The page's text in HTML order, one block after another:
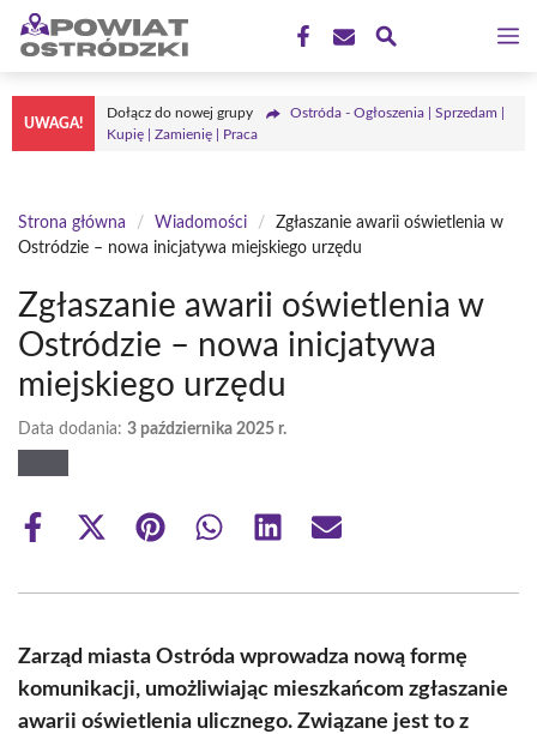
Przejdź
treści
UWAGA!
Dołącz do nowej grupy
Ostróda - Ogłoszenia | Sprzedam |
Kupię | Zamienię | Praca
Strona główna / Wiadomości /
Zgłaszanie awarii oświetlenia w
Ostródzie – nowa inicjatywa miejskiego urzędu
Zgłaszanie awarii oświetlenia w
Ostródzie – nowa inicjatywa
miejskiego urzędu
Data dodania: 3 października 2025 r.
Share
Share
(Twitter)
Share Share Share Share
Zarząd miasta Ostróda wprowadza nową formę
komunikacji, umożliwiając mieszkańcom zgłaszanie
awarii oświetlenia ulicznego. Związane jest to z